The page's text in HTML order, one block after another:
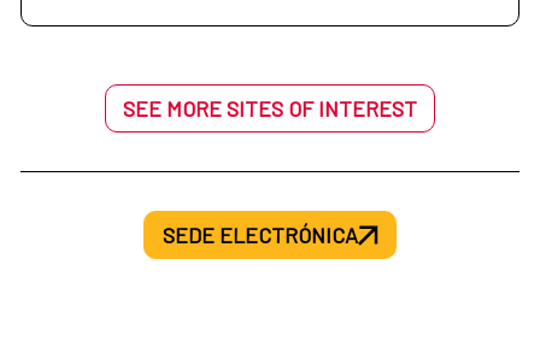
SEE MORE SITES OF INTEREST
SEDE ELECTRÓNICA